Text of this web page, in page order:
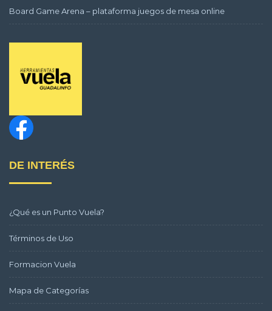
Board Game Arena – plataforma juegos de mesa online
DE INTERÉS
¿Qué es un Punto Vuela?
Términos de Uso
Formacion Vuela
Mapa de Categorías